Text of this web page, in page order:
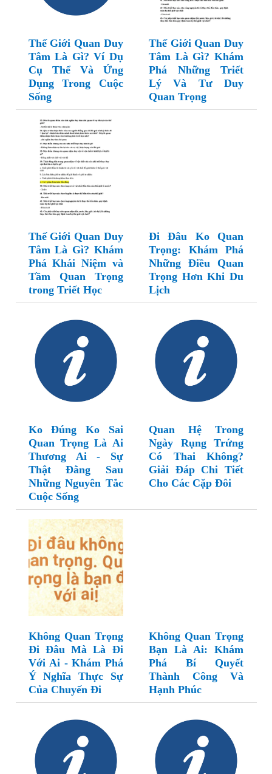
Thế Giới Quan Duy
Tâm Là Gì? Ví Dụ
Cụ Thể Và Ứng
Dụng Trong Cuộc
Sống
Thế Giới Quan Duy
Tâm Là Gì? Khám
Phá Những Triết
Lý Và Tư Duy
Quan Trọng
Thế Giới Quan Duy
Tâm Là Gì? Khám
Phá Khái Niệm và
Tầm Quan Trọng
trong Triết Học
Đi Đâu Ko Quan
Trọng: Khám Phá
Những Điều Quan
Trọng Hơn Khi Du
Lịch
Ko Đúng Ko Sai
Quan Trọng Là Ai
Thương Ai - Sự
Thật Đằng Sau
Những Nguyên Tắc
Cuộc Sống
Quan Hệ Trong
Ngày Rụng Trứng
Có Thai Không?
Giải Đáp Chi Tiết
Cho Các Cặp Đôi
Không Quan Trọng
Đi Đâu Mà Là Đi
Với Ai - Khám Phá
Ý Nghĩa Thực Sự
Của Chuyến Đi
Không Quan Trọng
Bạn Là Ai: Khám
Phá Bí Quyết
Thành Công Và
Hạnh Phúc